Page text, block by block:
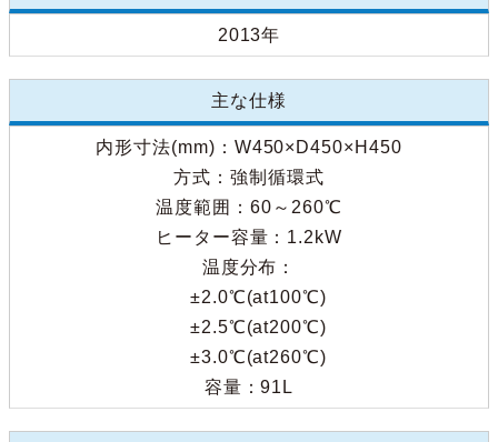
2013年
主な仕様
内形寸法(mm)：W450×D450×H450
方式：強制循環式
温度範囲：60～260℃
ヒーター容量：1.2kW
温度分布：
±2.0℃(at100℃)
±2.5℃(at200℃)
±3.0℃(at260℃)
容量：91L